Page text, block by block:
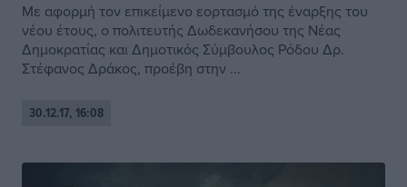
Με αφορμή τον επικείμενο εορτασμό της έναρξης του
νέου έτους, ο πολιτευτής Δωδεκανήσου της Νέας
Δημοκρατίας και Δημοτικός Σύμβουλος Ρόδου Δρ.
Στέφανος Δράκος, προέβη στην ...
30.12.17, 16:08